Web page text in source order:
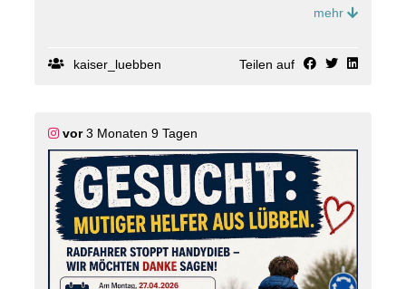
Stadtverordnetenversammlung-Luebben.html
mehr
kaiser_luebben Teilen auf
vor3 Monaten 9 Tagen